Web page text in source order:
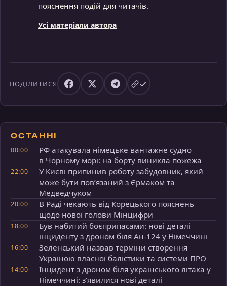
пояснення подій для читачів.
Усі матеріали автора
ПОДІЛИТИСЯ
ОСТАННІ
00:00
РФ атакувала німецьке вантажне судно
в Чорному морі: на борту виникла пожежа
22:00
У Києві припинив роботу забудовник, який
може бути пов’язаний з Єрмаком та
Медведчуком
20:00
В Раді чекають від Корецького пояснень
щодо нової голови Мінцифри
18:00
Був набитий боєприпасами: нові деталі
інциденту з дроном біля Ан-124 у Німеччині
16:00
Зеленський назвав терміни створення
Україною власної балістики та системи ПРО
14:00
Інцидент з дроном біля українського літака у
Німеччині: з'явилися нові деталі